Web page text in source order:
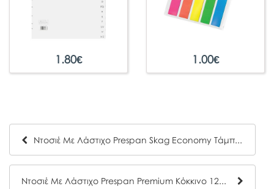
1.80€ 1.00€
Ντοσιέ Με Λάστιχο Prespan Skag Economy Τάμπα (25x35)
Ντοσιέ Με Λάστιχο Prespan Premium Κόκκινο 12805 (25 x 35 cm)